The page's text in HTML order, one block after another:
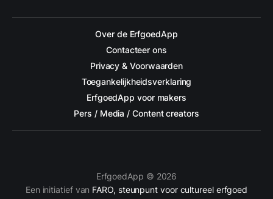
Over de ErfgoedApp
Contacteer ons
Privacy & Voorwaarden
Toegankelijkheidsverklaring
ErfgoedApp voor makers
Pers / Media / Content creators
ErfgoedApp © 2026
Een initiatief van FARO, steunpunt voor cultureel erfgoed